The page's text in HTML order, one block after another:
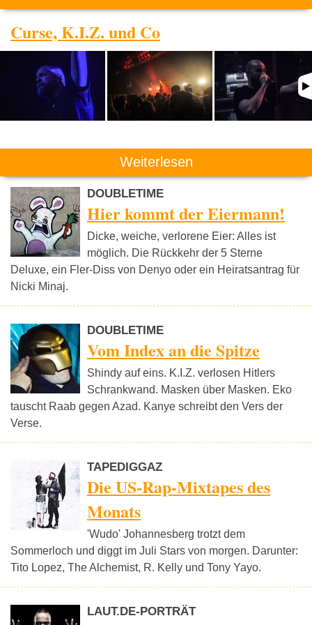
Curse, K.I.Z. und Co
Weiterlesen
DOUBLETIME
Hier kommt der Eiermann!
Dicke, weiche, verlorene Eier: Alles ist
möglich. Die Rückkehr der 5 Sterne
Deluxe, ein Fler-Diss von Denyo oder ein Heiratsantrag für
Nicki Minaj.
DOUBLETIME
Vom Index an die Spitze
Shindy auf eins. K.I.Z. verlosen Hitlers
Schrankwand. Masken über Masken. Eko
tauscht Raab gegen Azad. Kanye schreibt den Vers der
Verse.
TAPEDIGGAZ
Die US-Rap-Mixtapes des
Monats
'Wudo' Johannesberg trotzt dem
Sommerloch und diggt im Juli Stars von morgen. Darunter:
Tito Lopez, The Alchemist, R. Kelly und Tony Yayo.
LAUT.DE-PORTRÄT